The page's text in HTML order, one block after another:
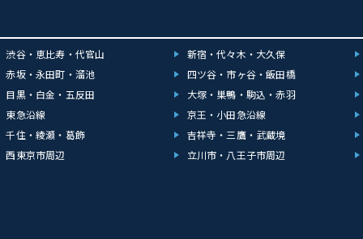
渋谷・恵比寿・代官山 新宿・代々木・大久保
赤坂・永田町・溜池 四ツ谷・市ヶ谷・飯田橋
目黒・白金・五反田 大塚・巣鴨・駒込・赤羽
東急沿線 京王・小田急沿線
千住・綾瀬・葛飾 吉祥寺・三鷹・武蔵境
西東京市周辺 立川市・八王子市周辺